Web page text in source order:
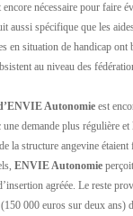
nécessaire pour faire
aussi spécifique que les
en situation de handicap ont
au niveau des
Autonomie est
une demande plus régulière
la structure angevine étaient
ENVIE Autonomie
agréée. Le reste
000 euros sur deux ans)